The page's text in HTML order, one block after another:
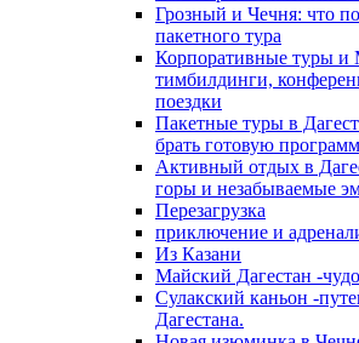
Грозный и Чечня: что
пакетного тура
Корпоративные туры и
тимбилдинги,
поездки
Пакетные туры в
брать готовую
Активный отдых в
горы и незабываемые
Перезагрузка
приключение и
Из Казани
Майский Дагестан -
Сулакский каньон -
Дагестана.